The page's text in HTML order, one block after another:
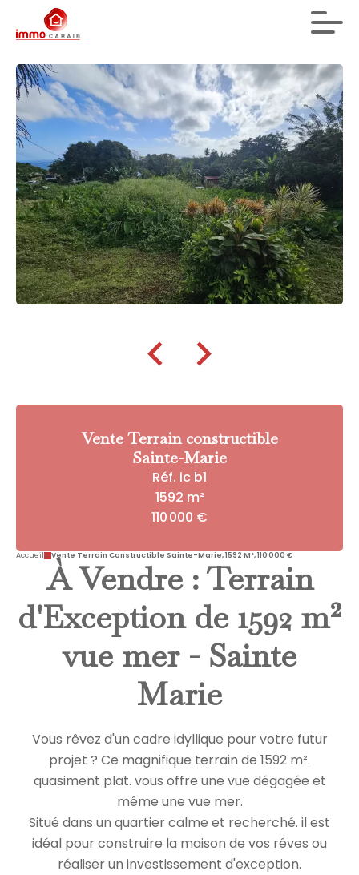
Vente Terrain constructible
Sainte-Marie
Réf. ic b1
1592 m²
110 000 €
Accueil Vente Terrain Constructible Sainte-Marie, 1592 M², 110 000 €
À Vendre : Terrain
d'Exception de 1592 m²
vue mer - Sainte
Marie
Vous rêvez d'un cadre idyllique pour votre futur
projet ? Ce magnifique terrain de 1592 m².
quasiment plat. vous offre une vue dégagée et
même une vue mer.
Situé dans un quartier calme et recherché. il est
idéal pour construire la maison de vos rêves ou
réaliser un investissement d'exception.